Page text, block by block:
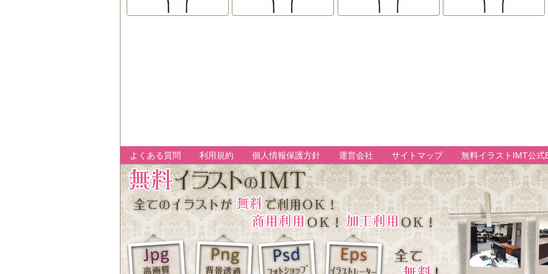
よくある質問 利用規約 個人情報保護方針 運営会社 サイトマップ 無料イラストIMT公式